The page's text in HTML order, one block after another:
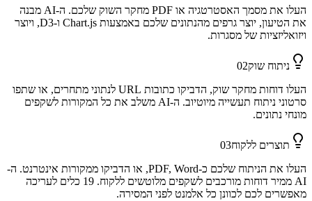
העלו את מסמך האסטרטגיה או PDF מחקר השוק שלכם. ה-AI מבנה
את הטיעון, יוצר גרפים מהנתונים שלכם באמצעות Chart.js ו-D3, ויוצר
ויזואליזציות של מסגרות.
ניתוח שוק02
העלו דוחות מחקר שוק, הדביקו כתובות URL לנתוני מתחרים, או שתפו
סרטוני ניתוח תעשייה מיוטיוב. ה-AI משלב את כל המקורות לשקפים
מונחי נתונים.
תוצרים ללקוח03
העלו את הניתוח שלכם כ-PDF, Word, או הדביקו ממקורות אינטרנט. ה-
AI ממיר דוחות מורכבים לשקפים מלוטשים ללקוח. 19 כלים לעריכה
מאפשרים לכם לכוונן כל אלמנט לפני המסירה.